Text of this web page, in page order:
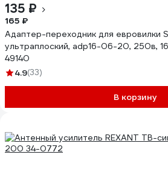
135 ₽
165 ₽
Адаптер-переходник для евровилки
ультраплоский, adp16-06-20, 250в,
49140
4.9(33)
В корзину